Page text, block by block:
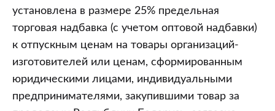
установлена в размере 25% предельная
торговая надбавка (с учетом оптовой надбавки)
к отпускным ценам на товары организаций-
изготовителей или ценам, сформированным
юридическими лицами, индивидуальными
предпринимателями, закупившими товар за